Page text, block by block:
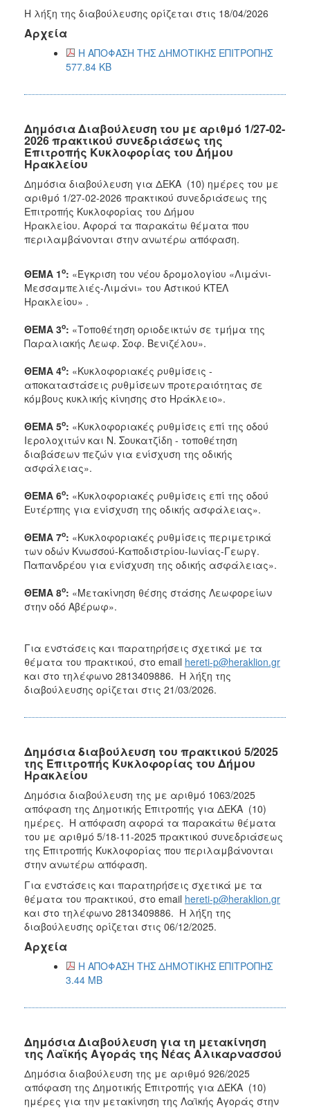
Η λήξη της διαβούλευσης ορίζεται στις 18/04/2026
Αρχεία
Η ΑΠΟΦΑΣΗ ΤΗΣ ΔΗΜΟΤΙΚΗΣ ΕΠΙΤΡΟΠΗΣ
577.84 KB
Δημόσια Διαβούλευση του με αριθμό 1/27-02-
2026 πρακτικού συνεδριάσεως της
Επιτροπής Κυκλοφορίας του Δήμου
Ηρακλείου
Δημόσια διαβούλευση για ΔEΚΑ (10) ημέρες του με
αριθμό 1/27-02-2026 πρακτικού συνεδριάσεως της
Επιτροπής Κυκλοφορίας του Δήμου
Ηρακλείου. Αφορά τα παρακάτω θέματα που
περιλαμβάνονται στην ανωτέρω απόφαση.
ΘΕΜΑ 1ο: «Έγκριση του νέου δρομολογίου «Λιμάνι-
Μεσσαμπελιές-Λιμάνι» του Αστικού ΚΤΕΛ
Ηρακλείου» .
ΘΕΜΑ 3ο: «Τοποθέτηση οριοδεικτών σε τμήμα της
Παραλιακής Λεωφ. Σοφ. Βενιζέλου».
ΘΕΜΑ 4ο: «Κυκλοφοριακές ρυθμίσεις -
αποκαταστάσεις ρυθμίσεων προτεραιότητας σε
κόμβους κυκλικής κίνησης στο Ηράκλειο».
ΘΕΜΑ 5ο: «Κυκλοφοριακές ρυθμίσεις επί της οδού
Ιερολοχιτών και Ν. Σουκατζίδη - τοποθέτηση
διαβάσεων πεζών για ενίσχυση της οδικής
ασφάλειας».
ΘΕΜΑ 6ο: «Κυκλοφοριακές ρυθμίσεις επί της οδού
Ευτέρπης για ενίσχυση της οδικής ασφάλειας».
ΘΕΜΑ 7ο: «Κυκλοφοριακές ρυθμίσεις περιμετρικά
των οδών Κνωσσού-Καποδιστρίου-Ιωνίας-Γεωργ.
Παπανδρέου για ενίσχυση της οδικής ασφάλειας».
ΘΕΜΑ 8ο: «Μετακίνηση θέσης στάσης Λεωφορείων
στην οδό Αβέρωφ».
Για ενστάσεις και παρατηρήσεις σχετικά με τα
θέματα του πρακτικού, στο email hereti-p@heraklion.gr
και στο τηλέφωνο 2813409886. Η λήξη της
διαβούλευσης ορίζεται στις 21/03/2026.
Δημόσια διαβούλευση του πρακτικού 5/2025
της Επιτροπής Κυκλοφορίας του Δήμου
Ηρακλείου
Δημόσια διαβούλευση της με αριθμό 1063/2025
απόφαση της Δημοτικής Επιτροπής για ΔEΚΑ (10)
ημέρες. Η απόφαση αφορά τα παρακάτω θέματα
του με αριθμό 5/18-11-2025 πρακτικού συνεδριάσεως
της Επιτροπής Κυκλοφορίας που περιλαμβάνονται
στην ανωτέρω απόφαση.
Για ενστάσεις και παρατηρήσεις σχετικά με τα
θέματα του πρακτικού, στο email hereti-p@heraklion.gr
και στο τηλέφωνο 2813409886. Η λήξη της
διαβούλευσης ορίζεται στις 06/12/2025.
Αρχεία
Η ΑΠΟΦΑΣΗ ΤΗΣ ΔΗΜΟΤΙΚΗΣ ΕΠΙΤΡΟΠΗΣ
3.44 MB
Δημόσια Διαβούλευση για τη μετακίνηση
της Λαϊκής Αγοράς της Νέας Αλικαρνασσού
Δημόσια διαβούλευση της με αριθμό 926/2025
απόφαση της Δημοτικής Επιτροπής για ΔΈΚΑ (10)
ημέρες για την μετακίνηση της Λαϊκής Αγοράς στην